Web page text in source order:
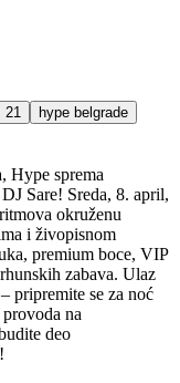
21
hype belgrade
Hype sprema
Sare! Sreda, 8. april,
okruženu
i živopisnom
premium boce, VIP
zabava. Ulaz
pripremite se za noć
na
deo